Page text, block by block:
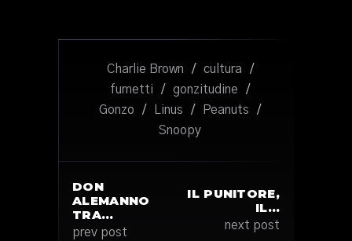
Charlie Brown / cultura
/
fumetti
/ gonzitudine
/
Gonzo
/ Linus / Peanuts
/
Snoopy
DON
ALEMANNO
TRA…
prev post
IL PUNITORE,
IL…
next post